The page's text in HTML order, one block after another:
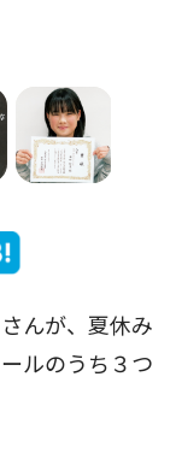
んが、夏休み
ルのうち３つ